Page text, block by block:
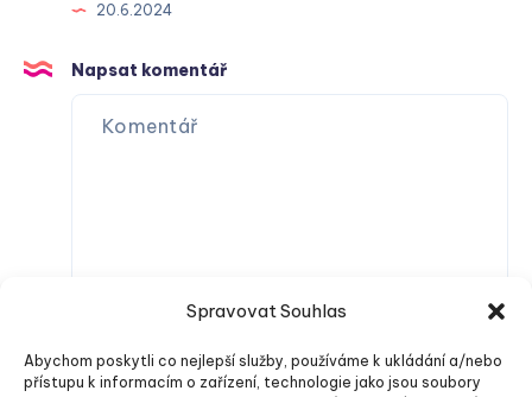
Spravovat Souhlas
Abychom poskytli co nejlepší služby, používáme k ukládání a/nebo
přístupu k informacím o zařízení, technologie jako jsou soubory
20.6.2024
Napsat komentář